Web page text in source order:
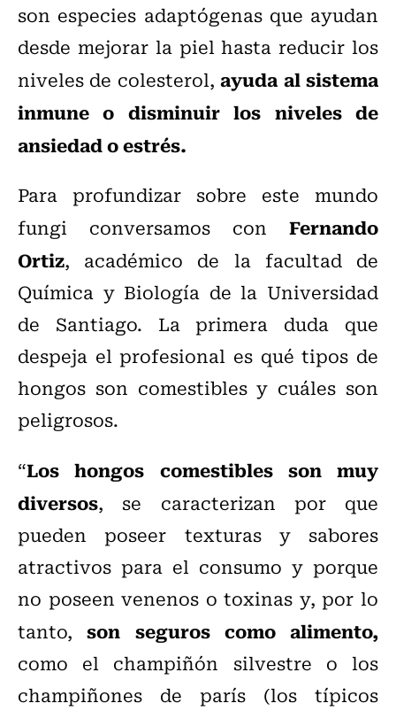
son especies adaptógenas que ayudan
desde mejorar la piel hasta reducir los
niveles de colesterol,ayuda al sistema
inmune o disminuir los niveles de
ansiedad o estrés.
Para profundizar sobre este mundo
fungi conversamos con Fernando
Ortiz, académico de la facultad de
Química y Biología de la Universidad
de Santiago. La primera duda que
despeja el profesional es qué tipos de
hongos son comestibles y cuáles son
peligrosos.
“Los hongos comestibles son muy
diversos, se caracterizan por que
pueden poseer texturas y sabores
atractivos para el consumo y porque
no poseen venenos o toxinas y, por lo
tanto,son seguros como alimento,
como el champiñón silvestre o los
champiñones de parís (los típicos